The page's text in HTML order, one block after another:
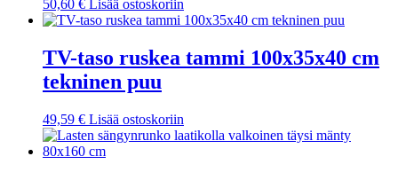
50,60 € Lisää ostoskoriin
TV-taso ruskea tammi 100x35x40 cm
tekninen puu
49,59 € Lisää ostoskoriin